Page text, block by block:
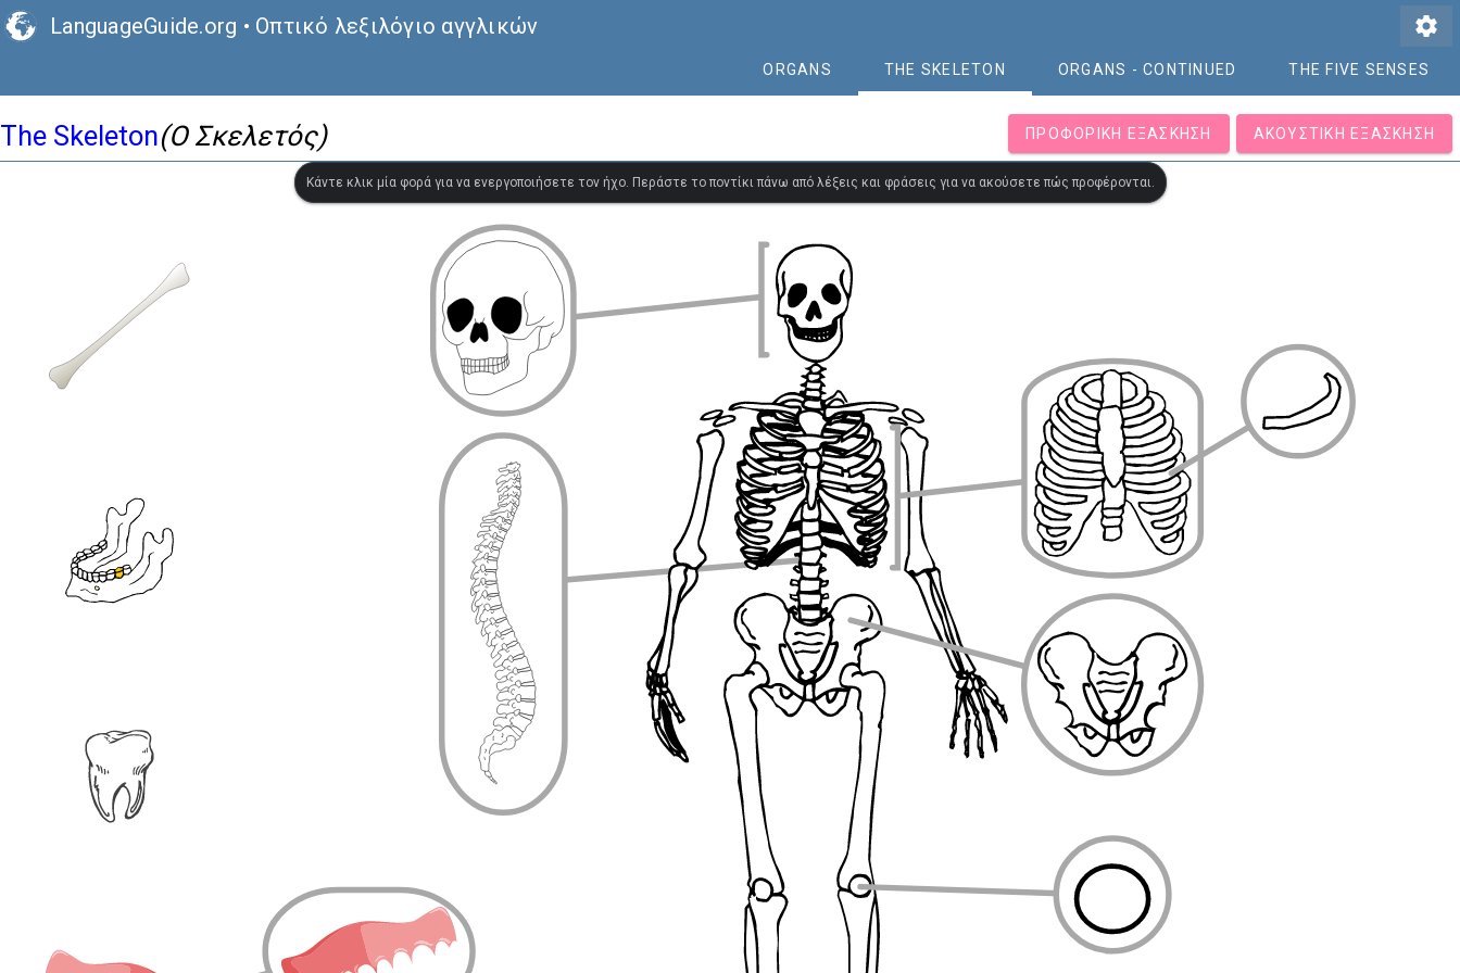
LanguageGuide.org • Οπτικό λεξιλόγιο αγγλικών settings
ORGANS THE SKELETON ORGANS - CONTINUED THE FIVE SENSES
The Skeleton(Ο Σκελετός) ΠΡΟΦΟΡΙΚΉ ΕΞΆΣΚΗΣΗ ΑΚΟΥΣΤΙΚΉ ΕΞΆΣΚΗΣΗ
Κάντε κλικ μία φορά για να ενεργοποιήσετε τον ήχο. Περάστε το ποντίκι πάνω από λέξεις και φράσεις για να ακούσετε πώς προφέρονται.